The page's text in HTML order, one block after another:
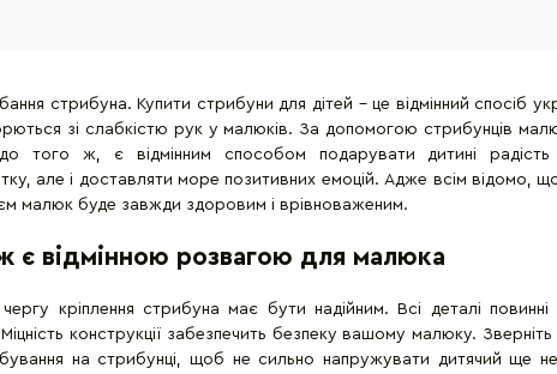
стрибуна. Купити стрибуни для дітей - це відмінний спосіб
зі слабкістю рук у малюків. За допомогою стрибунців
того ж, є відмінним способом подарувати дитині
але і доставляти море позитивних емоцій. Адже всім відомо,
малюк буде завжди здоровим і врівноваженим.
є відмінною розвагою для малюка
кріплення стрибуна має бути надійним. Всі деталі повинні
конструкції забезпечить безпеку вашому малюку. Зверніть
на стрибунці, щоб не сильно напружувати дитячий ще